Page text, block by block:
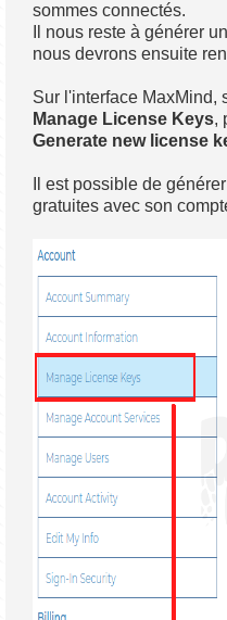
sommes connectés.
Il nous reste à générer
nous devrons ensuite
Sur l'interface MaxMind,
Manage License Keys,
Generate new license
Il est possible de
gratuites avec son